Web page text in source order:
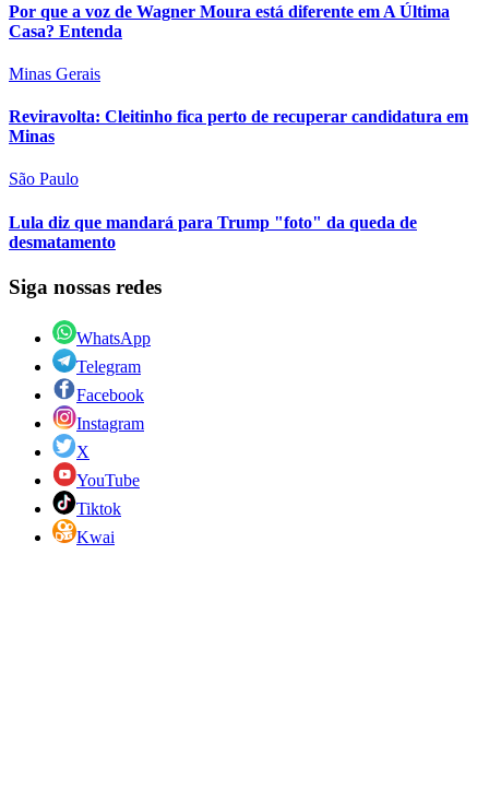
Por que a voz de Wagner Moura está diferente em A Última
Casa? Entenda
Minas Gerais
Reviravolta: Cleitinho fica perto de recuperar candidatura em
Minas
São Paulo
Lula diz que mandará para Trump "foto" da queda de
desmatamento
Siga nossas redes
WhatsApp
Telegram
Facebook
Instagram
X
YouTube
Tiktok
Kwai